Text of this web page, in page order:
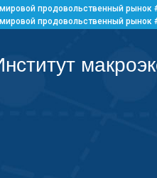
продовольственный рынок
продовольственный рынок